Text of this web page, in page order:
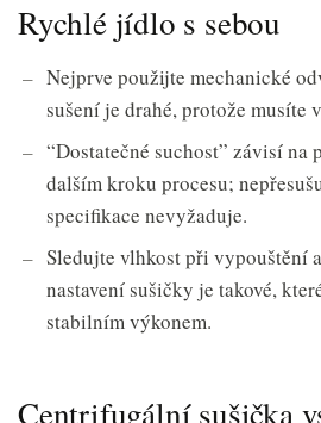
Rychlé jídlo s sebou
Nejprve použijte mechanické
sušení je drahé, protože musíte
“Dostatečné suchost” závisí na
dalším kroku procesu;
specifikace nevyžaduje.
Sledujte vlhkost při vypouštění
nastavení sušičky je takové,
stabilním výkonem.
Centrifugální sušička